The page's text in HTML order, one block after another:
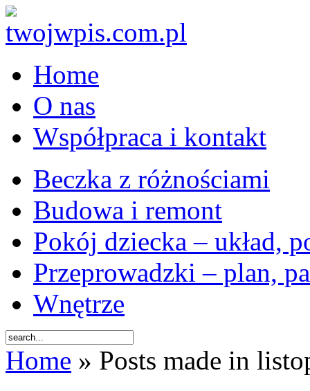
Home
O nas
Współpraca i kontakt
Beczka z różnościami
Budowa i remont
Pokój dziecka – układ,
Przeprowadzki – plan,
Wnętrze
Home » Posts made in